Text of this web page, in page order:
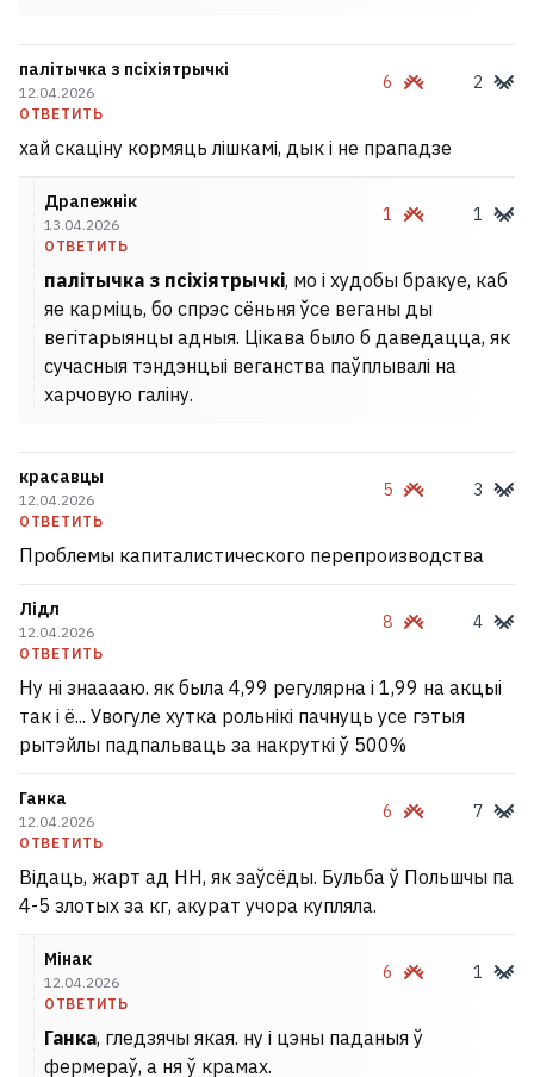
палітычка з псіхіятрычкі
12.04.2026
ОТВЕТИТЬ
6 2
хай скаціну кормяць лішкамі, дык і не прападзе
Драпежнік
13.04.2026
ОТВЕТИТЬ
1 1
палітычка з псіхіятрычкі, мо і худобы бракуе, каб
яе карміць, бо спрэс сёньня ўсе веганы ды
вегітарыянцы адныя. Цікава было б даведацца, як
сучасныя тэндэнцыі веганства паўплывалі на
харчовую галіну.
красавцы
12.04.2026
ОТВЕТИТЬ
5 3
Проблемы капиталистического перепроизводства
Лідл
12.04.2026
ОТВЕТИТЬ
8 4
Ну ні знааааю. як была 4,99 регулярна і 1,99 на акцыі
так і ё... Увогуле хутка рольнікі пачнуць усе гэтыя
рытэйлы падпальваць за накруткі ў 500%
Ганка
12.04.2026
ОТВЕТИТЬ
6 7
Відаць, жарт ад НН, як заўсёды. Бульба ў Польшчы па
4-5 злотых за кг, акурат учора купляла.
Мінак
12.04.2026
ОТВЕТИТЬ
6 1
Ганка, гледзячы якая. ну і цэны паданыя ў
фермераў, а ня ў крамах.